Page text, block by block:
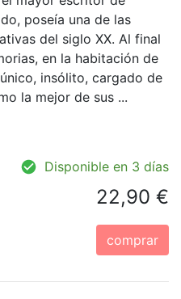
poseía una de las
del siglo XX. Al final
en la habitación de
insólito, cargado de
la mejor de sus ...
Disponible en 3 días
22,90 €
comprar